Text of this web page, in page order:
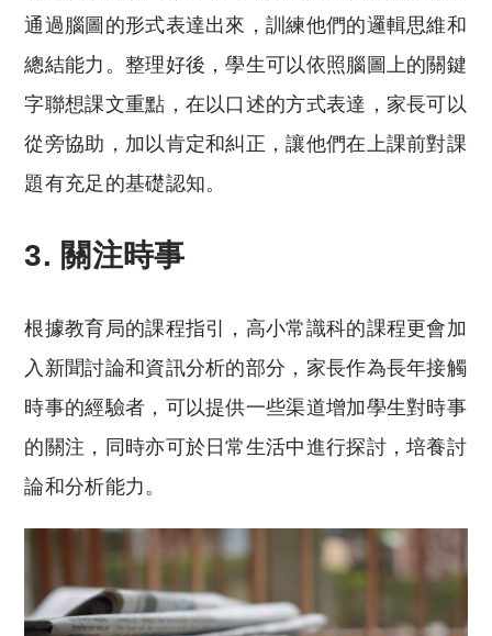
通過腦圖的形式表達出來，訓練他們的邏輯思維和
總結能力。整理好後，學生可以依照腦圖上的關鍵
字聯想課文重點，在以口述的方式表達，家長可以
從旁協助，加以肯定和糾正，讓他們在上課前對課
題有充足的基礎認知。
3. 關注時事
根據教育局的課程指引，高小常識科的課程更會加
入新聞討論和資訊分析的部分，家長作為長年接觸
時事的經驗者，可以提供一些渠道增加學生對時事
的關注，同時亦可於日常生活中進行探討，培養討
論和分析能力。